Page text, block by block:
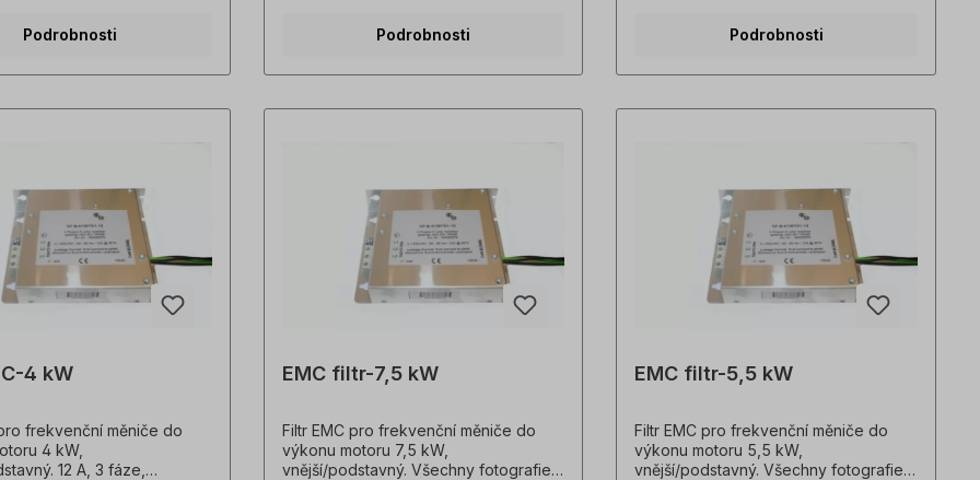
Podrobnosti Podrobnosti Podrobnosti
4 kW
frekvenční měniče do
4 kW,
12 A, 3 fáze,
EMC filtr-7,5 kW
Filtr EMC pro frekvenční měniče do
výkonu motoru 7,5 kW,
vnější/podstavný. Všechny fotografie
EMC filtr-5,5 kW
Filtr EMC pro frekvenční měniče do
výkonu motoru 5,5 kW,
vnější/podstavný. Všechny fotografie